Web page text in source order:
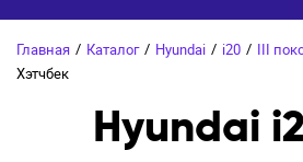
Главная / Каталог / Hyundai / i20 / III
Хэтчбек
Hyundai